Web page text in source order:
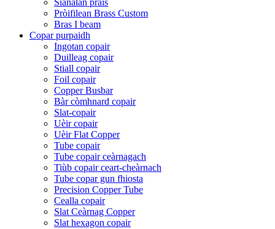
Pròifilean Brass Custom
Bras I beam
Copar purpaidh
Ingotan copair
Duilleag copair
Stiall copair
Foil copair
Copper Busbar
Bàr còmhnard copair
Slat-copair
Uèir copair
Uèir Flat Copper
Tube copair
Tube copair ceàrnagach
Tiùb copair ceart-cheàrnach
Tube copar gun fhiosta
Precision Copper Tube
Cealla copair
Slat Ceàrnag Copper
Slat hexagon copair